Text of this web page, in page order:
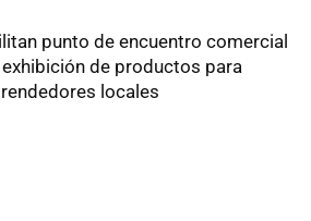
punto de encuentro comercial
de productos para
locales